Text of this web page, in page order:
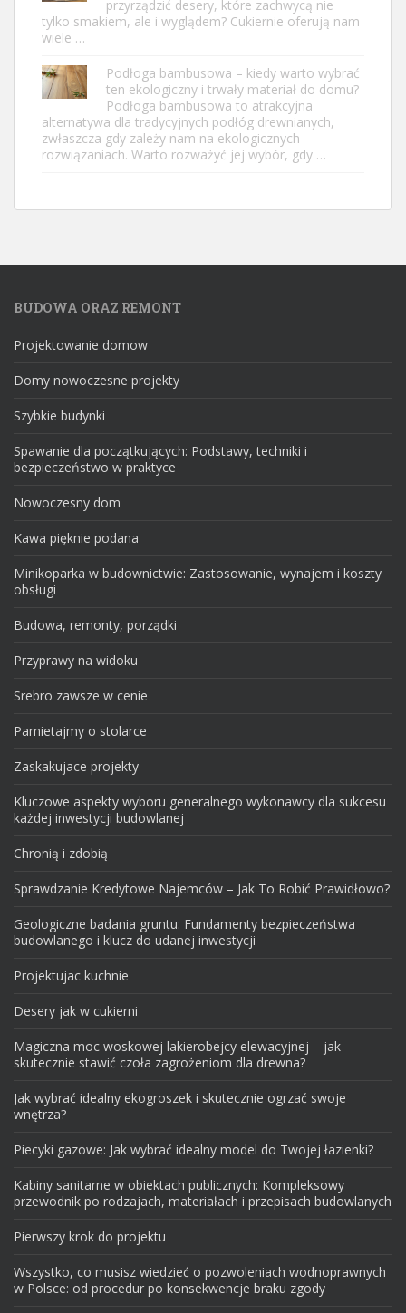
przyrządzić desery, które zachwycą nie
tylko smakiem, ale i wyglądem? Cukiernie oferują nam
wiele …
Podłoga bambusowa – kiedy warto wybrać
ten ekologiczny i trwały materiał do domu?
Podłoga bambusowa to atrakcyjna
alternatywa dla tradycyjnych podłóg drewnianych,
zwłaszcza gdy zależy nam na ekologicznych
rozwiązaniach. Warto rozważyć jej wybór, gdy …
BUDOWA ORAZ REMONT
Projektowanie domow
Domy nowoczesne projekty
Szybkie budynki
Spawanie dla początkujących: Podstawy, techniki i
bezpieczeństwo w praktyce
Nowoczesny dom
Kawa pięknie podana
Minikoparka w budownictwie: Zastosowanie, wynajem i koszty
obsługi
Budowa, remonty, porządki
Przyprawy na widoku
Srebro zawsze w cenie
Pamietajmy o stolarce
Zaskakujace projekty
Kluczowe aspekty wyboru generalnego wykonawcy dla sukcesu
każdej inwestycji budowlanej
Chronią i zdobią
Sprawdzanie Kredytowe Najemców – Jak To Robić Prawidłowo?
Geologiczne badania gruntu: Fundamenty bezpieczeństwa
budowlanego i klucz do udanej inwestycji
Projektujac kuchnie
Desery jak w cukierni
Magiczna moc woskowej lakierobejcy elewacyjnej – jak
skutecznie stawić czoła zagrożeniom dla drewna?
Jak wybrać idealny ekogroszek i skutecznie ogrzać swoje
wnętrza?
Piecyki gazowe: Jak wybrać idealny model do Twojej łazienki?
Kabiny sanitarne w obiektach publicznych: Kompleksowy
przewodnik po rodzajach, materiałach i przepisach budowlanych
Pierwszy krok do projektu
Wszystko, co musisz wiedzieć o pozwoleniach wodnoprawnych
w Polsce: od procedur po konsekwencje braku zgody